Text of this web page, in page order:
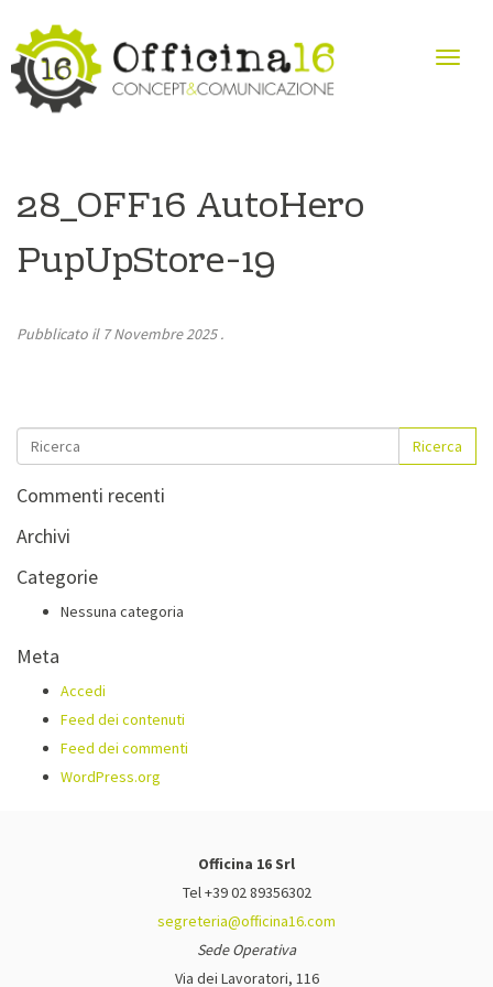
28_OFF16 AutoHero
PupUpStore-19
Pubblicato il 7 Novembre 2025.
Ricerca
Commenti recenti
Archivi
Categorie
Nessuna categoria
Meta
Accedi
Feed dei contenuti
Feed dei commenti
WordPress.org
Officina 16 Srl
Tel +39 02 89356302
segreteria@officina16.com
Sede Operativa
Via dei Lavoratori, 116